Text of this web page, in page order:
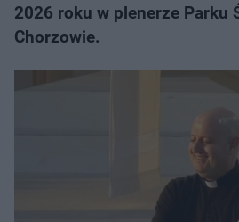
2026 roku w plenerze Parku
Chorzowie.